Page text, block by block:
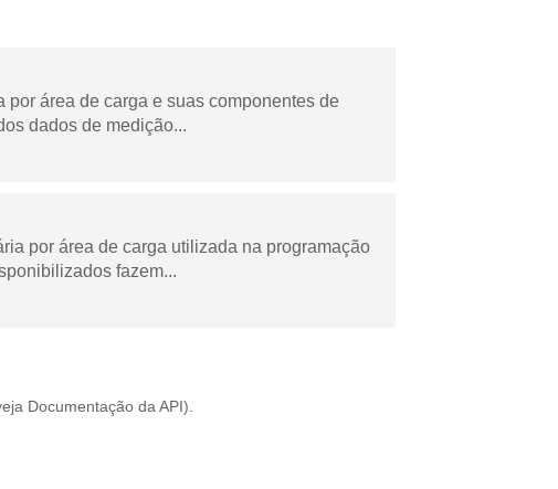
área de carga e suas componentes de
dados de medição...
por área de carga utilizada na programação
fazem...
Documentação da API ).